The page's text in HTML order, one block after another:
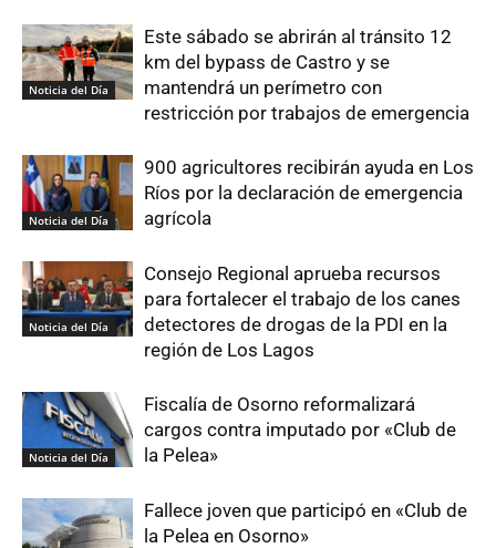
Noticia del Día
Este sábado se abrirán al tránsito 12
km del bypass de Castro y se
mantendrá un perímetro con
restricción por trabajos de emergencia
Noticia del Día
900 agricultores recibirán ayuda en Los
Ríos por la declaración de emergencia
agrícola
Noticia del Día
Consejo Regional aprueba recursos
para fortalecer el trabajo de los canes
detectores de drogas de la PDI en la
región de Los Lagos
Noticia del Día
Fiscalía de Osorno reformalizará
cargos contra imputado por «Club de
la Pelea»
Fallece joven que participó en «Club de
la Pelea en Osorno»